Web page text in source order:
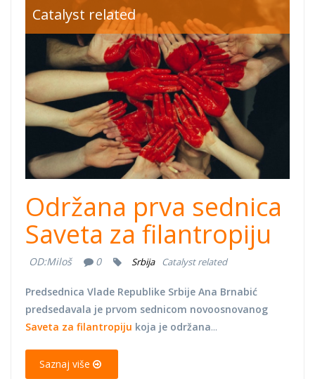
Philanthropy.jpg
Catalyst related
Održana prva sednica
Saveta za filantropiju
OD:Miloš 0 Srbija Catalyst related
Predsednica Vlade Republike Srbije Ana Brnabić
predsedavala je prvom sednicom novoosnovanog
Saveta za filantropiju koja je održana...
Saznaj više